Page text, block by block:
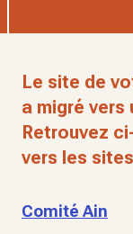
Le site de
a migré vers
Retrouvez
vers les
Comité Ain